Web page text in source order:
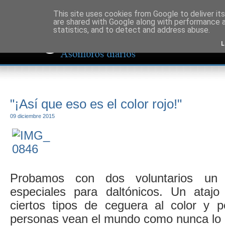
"¡Así que eso es el color rojo!"
09 diciembre 2015
Probamos con dos voluntarios
especiales para daltónicos. Un atajo
ciertos tipos de ceguera al color y
personas vean el mundo como nunca
This site uses cookies from Google to deliver
are shared with Google along with
statistics, and to detect and address abuse.